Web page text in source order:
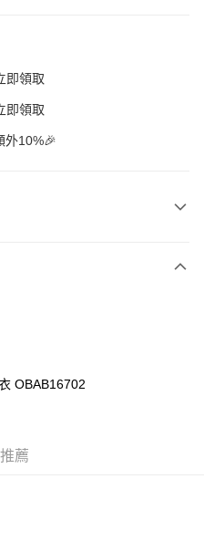
即領取
即領取
外10%🎉
OBAB16702
薦